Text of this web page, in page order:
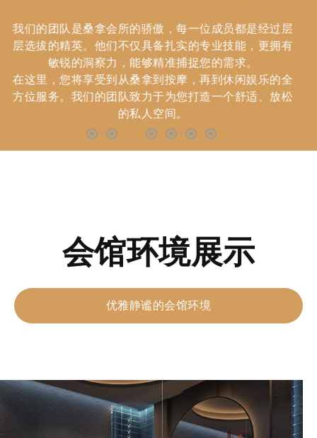
我们的团队是桑拿会所的骄傲，每一位成员都是经过层
层选拔的精英。他们不仅具备扎实的专业技能，更拥有
敏锐的洞察力，能够精准捕捉您的需求。
在这里，您将享受到从桑拿到按摩，再到休闲娱乐的全
方位服务。我们的团队致力于为您打造一个舒适、放松
的私人空间。
会馆环境展示
优雅静谧的会馆环境